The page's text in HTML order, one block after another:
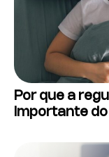
Por que a
importante